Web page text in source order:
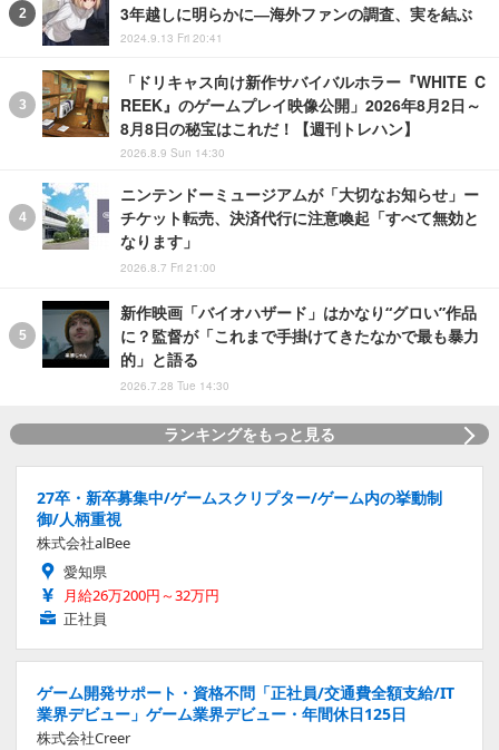
3年越しに明らかに―海外ファンの調査、実を結ぶ
2024.9.13 Fri 20:41
「ドリキャス向け新作サバイバルホラー『WHITE C
REEK』のゲームプレイ映像公開」2026年8月2日～
8月8日の秘宝はこれだ！【週刊トレハン】
2026.8.9 Sun 14:30
ニンテンドーミュージアムが「大切なお知らせ」ー
チケット転売、決済代行に注意喚起「すべて無効と
なります」
2026.8.7 Fri 21:00
新作映画「バイオハザード」はかなり“グロい”作品
に？監督が「これまで手掛けてきたなかで最も暴力
的」と語る
2026.7.28 Tue 14:30
ランキングをもっと見る
27卒・新卒募集中/ゲームスクリプター/ゲーム内の挙動制
御/人柄重視
株式会社alBee
愛知県
月給26万200円～32万円
正社員
ゲーム開発サポート・資格不問「正社員/交通費全額支給/IT
業界デビュー」ゲーム業界デビュー・年間休日125日
株式会社Creer